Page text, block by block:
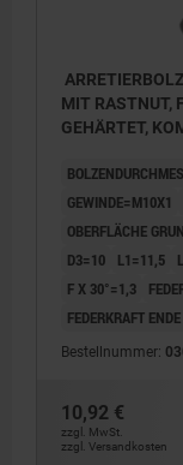
MIT RASTNUT,
GEHÄRTET,
GEWINDE=M10X1
OBERFLÄCHE
D3=10
L1=11,5
F X 30°=1,3
FEDERKRAFT
Bestellnummer:
10,92 €
zzgl. MwSt.
zzgl. Versandkosten